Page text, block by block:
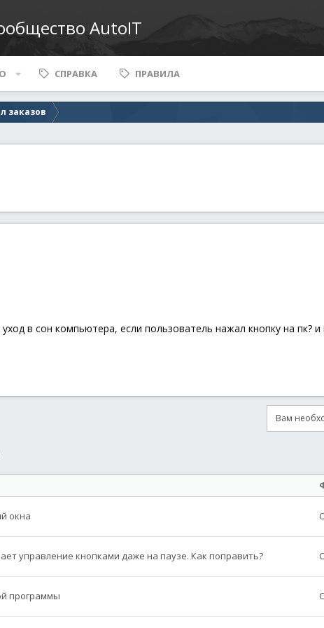
AutoIT
СПРАВКА ПРАВИЛА
заказов
в сон компьютера, если пользователь нажал кнопку на пк?
Вам
почта
окна
управление кнопками даже на паузе. Как поправить?
программы